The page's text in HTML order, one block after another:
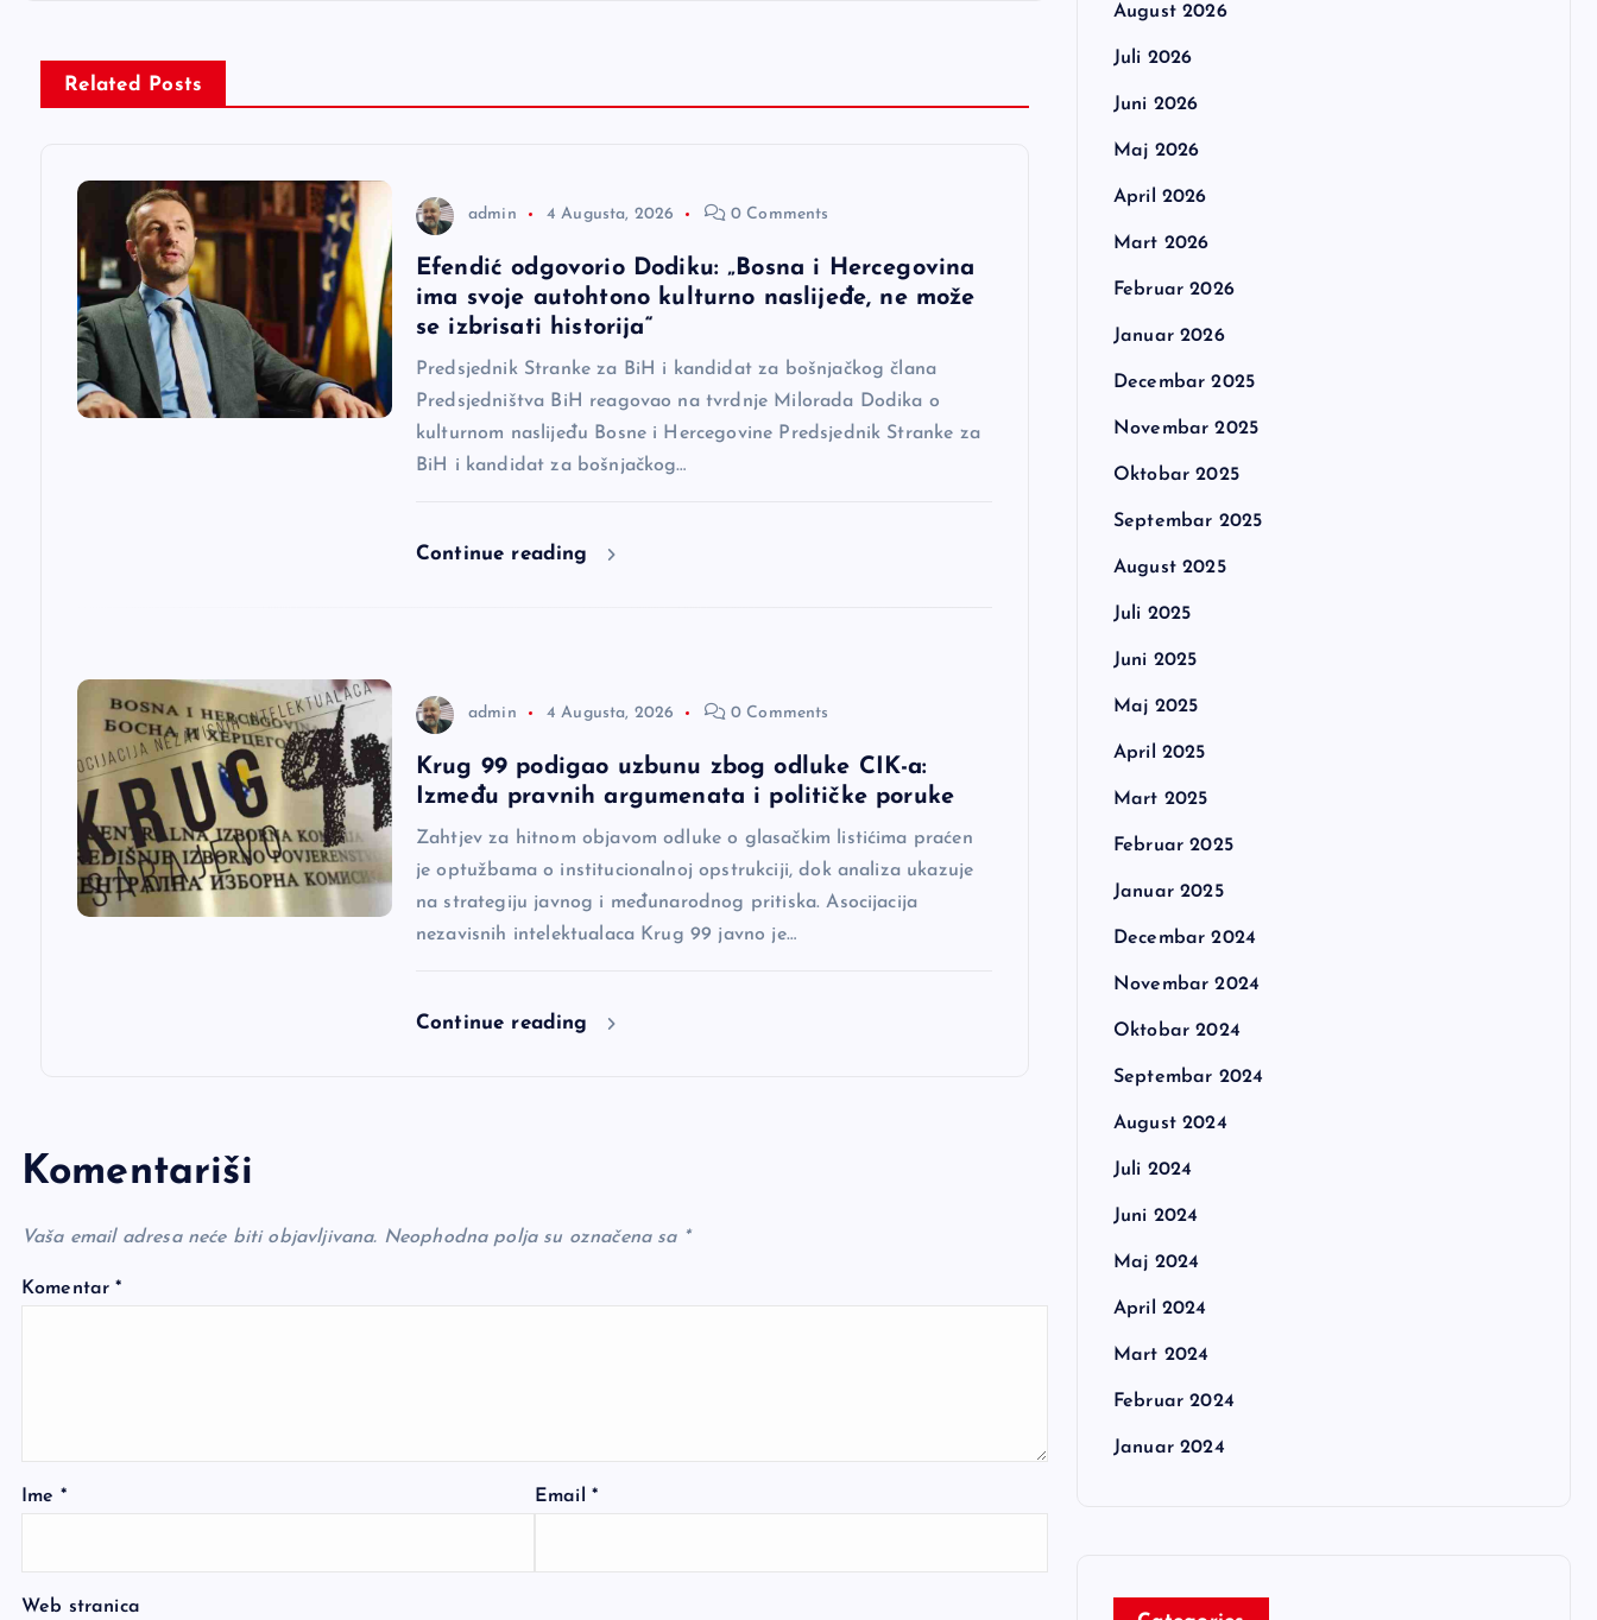
g
a
Related Posts
admin 4 Augusta, 2026 0 Comments
Efendić odgovorio Dodiku: „Bosna i Hercegovina
ima svoje autohtono kulturno naslijeđe, ne može
se izbrisati historija“
Predsjednik Stranke za BiH i kandidat za bošnjačkog člana
Predsjedništva BiH reagovao na tvrdnje Milorada Dodika o
kulturnom naslijeđu Bosne i Hercegovine Predsjednik Stranke za
BiH i kandidat za bošnjačkog…
Continue reading
admin 4 Augusta, 2026 0 Comments
Krug 99 podigao uzbunu zbog odluke CIK-a:
Između pravnih argumenata i političke poruke
Zahtjev za hitnom objavom odluke o glasačkim listićima praćen
je optužbama o institucionalnoj opstrukciji, dok analiza ukazuje
na strategiju javnog i međunarodnog pritiska. Asocijacija
nezavisnih intelektualaca Krug 99 javno je…
Continue reading
Komentariši
Vaša email adresa neće biti objavljivana. Neophodna polja su označena sa *
Komentar*
Ime * Email *
Web stranica
August 2026
Juli 2026
Juni 2026
Maj 2026
April 2026
Mart 2026
Februar 2026
Januar 2026
Decembar 2025
Novembar 2025
Oktobar 2025
Septembar 2025
August 2025
Juli 2025
Juni 2025
Maj 2025
April 2025
Mart 2025
Februar 2025
Januar 2025
Decembar 2024
Novembar 2024
Oktobar 2024
Septembar 2024
August 2024
Juli 2024
Juni 2024
Maj 2024
April 2024
Mart 2024
Februar 2024
Januar 2024